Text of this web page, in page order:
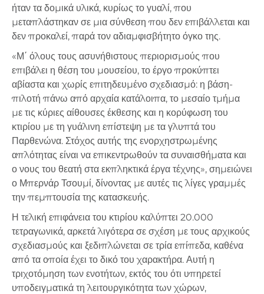
ήταν τα δομικά υλικά, κυρίως το γυαλί, που
μεταπλάστηκαν σε μια σύνθεση που δεν επιβάλλεται και
δεν προκαλεί, παρά τον αδιαμφισβήτητο όγκο της.
«Μ΄ όλους τους ασυνήθιστους περιορισμούς που
επιβάλει η θέση του μουσείου, το έργο προκύπτει
αβίαστα και χωρίς επιτηδευμένο σχεδιασμό: η βάση-
πιλοτή πάνω από αρχαία κατάλοιπα, το μεσαίο τμήμα
με τις κύριες αίθουσες έκθεσης και η κορύφωση του
κτιρίου με τη γυάλινη επίστεψη με τα γλυπτά του
Παρθενώνα. Στόχος αυτής της ενορχηστρωμένης
απλότητας είναι να επικεντρωθούν τα συναισθήματα και
ο νους του θεατή στα εκπληκτικά έργα τέχνης», σημειώνει
ο Μπερνάρ Τσουμί, δίνοντας με αυτές τις λίγες γραμμές
την πεμπτουσία της κατασκευής.
Η τελική επιφάνεια του κτιρίου καλύπτει 20.000
τετραγωνικά, αρκετά λιγότερα σε σχέση με τους αρχικούς
σχεδιασμούς και ξεδιπλώνεται σε τρία επίπεδα, καθένα
από τα οποία έχει το δικό του χαρακτήρα. Αυτή η
τριχοτόμηση των ενοτήτων, εκτός του ότι υπηρετεί
υποδειγματικά τη λειτουργικότητα των χώρων,